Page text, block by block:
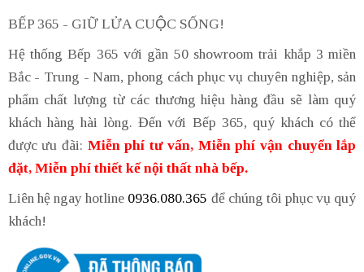
BẾP 365 - GIỮ LỬA CUỘC SỐNG!
Hệ thống Bếp 365 với gần 50 showroom trải khắp 3 miền
Bắc - Trung - Nam, phong cách phục vụ chuyên nghiệp, sản
phẩm chất lượng từ các thương hiệu hàng đầu sẽ làm quý
khách hàng hài lòng. Đến với Bếp 365, quý khách có thể
được ưu đãi: Miễn phí tư vấn, Miễn phí vận chuyển lắp
đặt, Miễn phí thiết kế nội thất nhà bếp.
Liên hệ ngay hotline 0936.080.365 để chúng tôi phục vụ quý
khách!